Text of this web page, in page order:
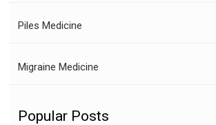
Piles Medicine
Migraine Medicine
Popular Posts